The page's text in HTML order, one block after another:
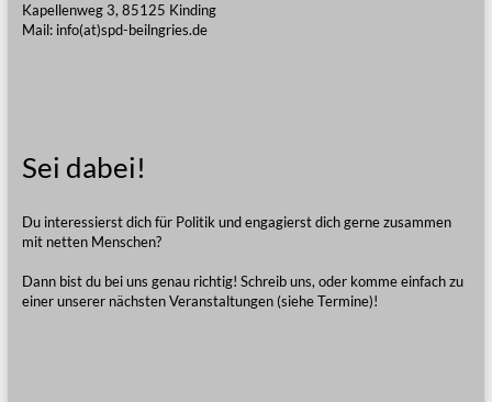
Kapellenweg 3, 85125 Kinding
Mail: info(at)spd-beilngries.de
Sei dabei!
Du interessierst dich für Politik und engagierst dich gerne zusammen
mit netten Menschen?
Dann bist du bei uns genau richtig! Schreib uns, oder komme einfach zu
einer unserer nächsten Veranstaltungen (siehe Termine)!